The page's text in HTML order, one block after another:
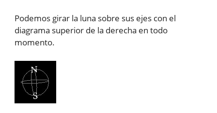
Podemos girar la luna sobre sus ejes con el
diagrama superior de la derecha en todo
momento.